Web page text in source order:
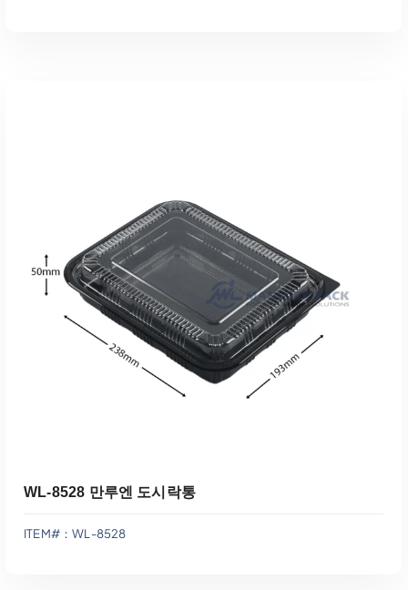
견적에 추가
WL-8528 만루엔 도시락통
ITEM#：WL-8528